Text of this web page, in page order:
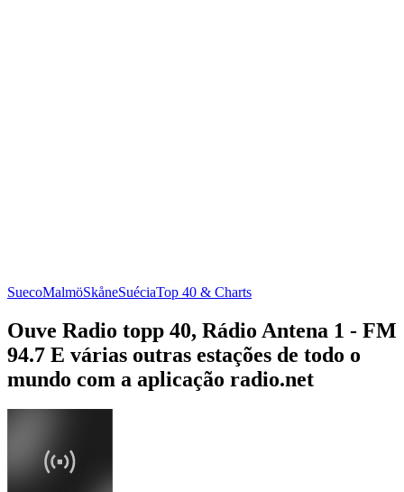
SuecoMalmöSkåneSuéciaTop 40 & Charts
Ouve Radio topp 40, Rádio Antena 1 - FM
94.7 E várias outras estações de todo o
mundo com a aplicação radio.net